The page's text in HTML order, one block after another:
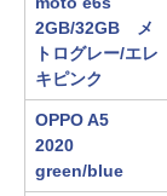
2GB/32GB メ
トログレー/エレ
キピンク
OPPO A5
2020
green/blue